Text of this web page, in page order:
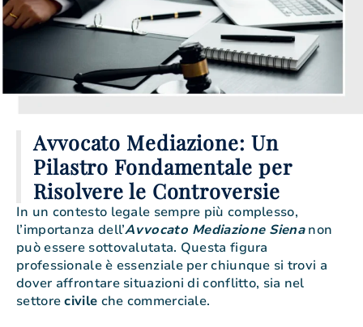
Avvocato Mediazione: Un
Pilastro Fondamentale per
Risolvere le Controversie
In un contesto legale sempre più complesso,
l’importanza dell’Avvocato Mediazione Sienanon
può essere sottovalutata. Questa figura
professionale è essenziale per chiunque si trovi a
dover affrontare situazioni di conflitto, sia nel
settorecivile che commerciale.